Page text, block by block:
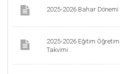
2025-2026 Bahar Dönemi
2025-2026 Eğitim Öğretim
Takvimi